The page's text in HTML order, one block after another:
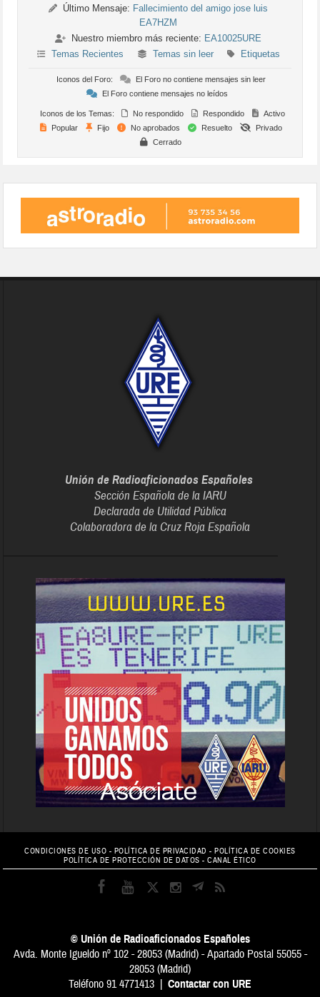
Último Mensaje: Fallecimiento del amigo jose luis
EA7HZM
Nuestro miembro más reciente: EA10025URE
Temas Recientes
Temas sin leer Etiquetas
Iconos del Foro:
El Foro no contiene mensajes sin leer
El Foro contiene mensajes no leídos
Iconos de los Temas: No respondido Respondido
Activo
Popular
Fijo No aprobados Resuelto
Privado
Cerrado
Unión de Radioaficionados Españoles
Sección Española de la IARU
Declarada de Utilidad Pública
Colaboradora de la Cruz Roja Española
CONDICIONES DE USO - POLÍTICA DE PRIVACIDAD -POLÍTICA DE COOKIES
POLÍTICA DE PROTECCIÓN DE DATOS -CANAL ÉTICO
© Unión de Radioaficionados Españoles
Avda. Monte Igueldo nº 102 - 28053 (Madrid) - Apartado Postal 55055 -
28053 (Madrid)
Teléfono 91 4771413 | Contactar con URE